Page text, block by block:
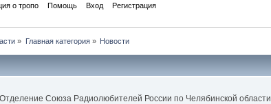
о тропо Помощь Вход Регистрация
» Главная категория» Новости
Союза Радиолюбителей России по Челябинской области